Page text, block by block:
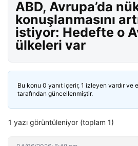
ABD, Avrupa’da
konuşlanmasını
istiyor: Hedefte o
ülkeleri var
Bu konu 0 yanıt içerir, 1 izleyen vardır ve
tarafından güncellenmiştir.
1 yazı görüntüleniyor (toplam 1)